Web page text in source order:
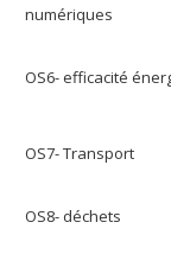
numériques
OS6- efficacité
OS7- Transport
OS8- déchets